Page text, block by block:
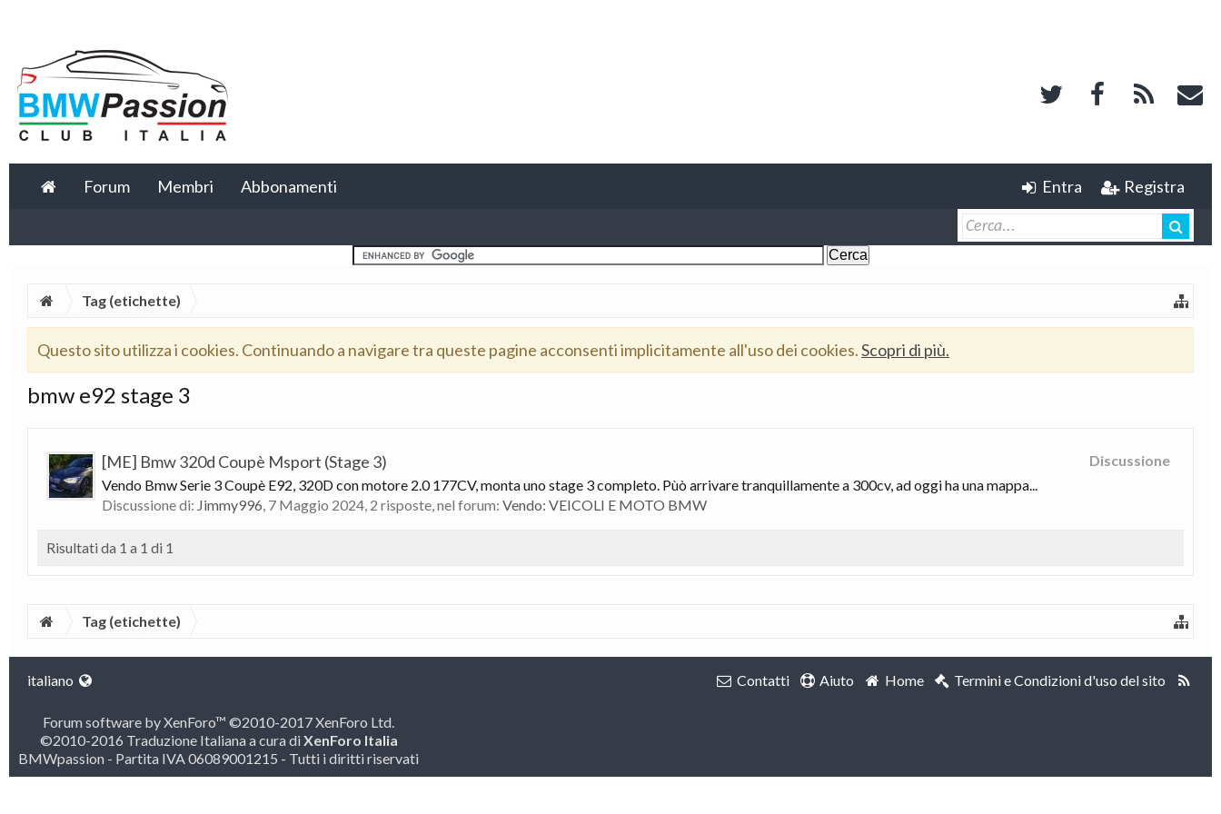
Forum Membri Abbonamenti Entra Registra
Tag (etichette)
Questo sito utilizza i cookies. Continuando a navigare tra queste pagine acconsenti implicitamente all'uso dei cookies.Scopri di più.
bmw e92 stage 3
Discussione
[ME] Bmw 320d Coupè Msport (Stage 3)
Vendo Bmw Serie 3 Coupè E92, 320D con motore 2.0 177CV, monta uno stage 3 completo. Pùò arrivare tranquillamente a 300cv, ad oggi ha una mappa...
Discussione di: Jimmy996, 7 Maggio 2024, 2 risposte, nel forum: Vendo: VEICOLI E MOTO BMW
Risultati da 1 a 1 di 1
Tag (etichette)
italiano Contatti Aiuto Home Termini e Condizioni d'uso del sito
Forum software by XenForo™ ©2010-2017 XenForo Ltd.
©2010-2016 Traduzione Italiana a cura diXenForo Italia
BMWpassion - Partita IVA 06089001215 - Tutti i diritti riservati